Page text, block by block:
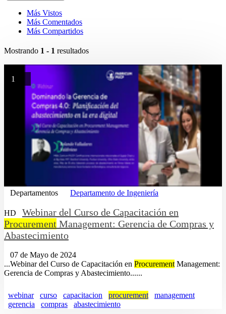
Más Vistos
Más Comentados
Más Compartidos
Mostrando 1 - 1 resultados
1
Departamentos Departamento de Ingeniería
HD
Webinar del Curso de Capacitación en
Procurement Management: Gerencia de Compras y
Abastecimiento
07 de Mayo de 2024
...Webinar del Curso de Capacitación en Procurement Management:
Gerencia de Compras y Abastecimiento......
webinar curso capacitacion procurement
management
gerencia
compras abastecimiento